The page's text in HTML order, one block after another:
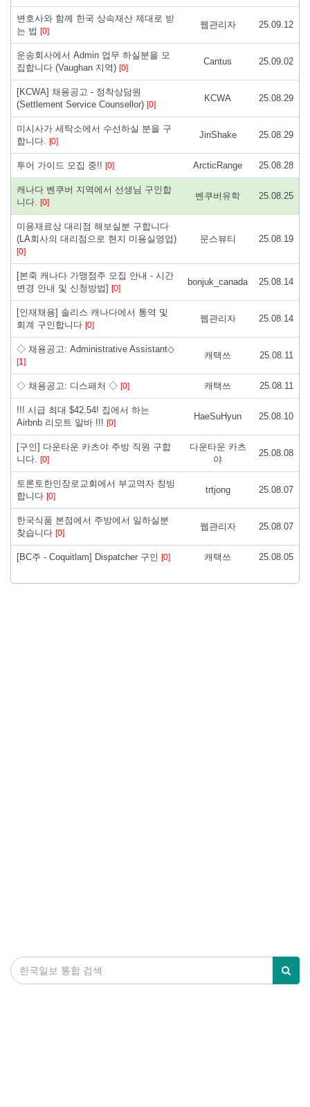
변호사와 함께 한국 상속재산 제대로 받
는 법 [0]
웹관리자 25.09.12
운송회사에서 Admin 업무 하실분을 모
집합니다 (Vaughan 지역) [0]
Cantus 25.09.02
[KCWA] 채용공고 - 정착상담원
(Settlement Service Counsellor) [0]
KCWA 25.08.29
미시사가 세탁소에서 수선하실 분을 구
합니다. [0]
JinShake 25.08.29
투어 가이드 모집 중!! [0] ArcticRange 25.08.28
캐나다 벤쿠버 지역에서 선생님 구인합
니다. [0]
벤쿠버유학 25.08.25
미용재료상 대리점 해보실분 구합니다
(LA회사의 대리점으로 현지 미용실영업)
[0]
문스뷰티 25.08.19
[본죽 캐나다 가맹점주 모집 안내 - 시간
변경 안내 및 신청방법] [0]
bonjuk_canada 25.08.14
[인재채용] 솔리스 캐나다에서 통역 및
회계 구인합니다 [0]
웹관리자 25.08.14
◇ 채용공고: Administrative Assistant◇
[1]
캐택쓰 25.08.11
◇ 채용공고: 디스패처 ◇ [0] 캐택쓰 25.08.11
!!! 시급 최대 $42.54! 집에서 하는
Airbnb 리모트 알바 !!! [0]
HaeSuHyun 25.08.10
[구인] 다운타운 카츠야 주방 직원 구합
니다. [0]
다운타운 카츠
야
25.08.08
토론토한인장로교회에서 부교역자 칭빙
합니다 [0]
trtjong 25.08.07
한국식품 본점에서 주방에서 일하실분
찾습니다 [0]
웹관리자 25.08.07
[BC주 - Coquitlam] Dispatcher 구인 [0] 캐택쓰 25.08.05